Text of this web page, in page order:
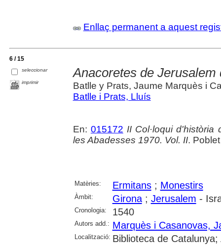
Enllaç permanent a aquest
6 / 15
seleccionar
imprimir
Anacoretes de
Batlle y Prats, Jaume Marquès i
Batlle i Prats, Lluís
En: 015172 II Col·loqui
les Abadesses 1970. Vol. II.
Matèries: Ermitans; Monestirs
Àmbit: Girona; Jerusalem -
Cronologia: 1540
Autors add.: Marquès i Casanovas,
Localització: Biblioteca de